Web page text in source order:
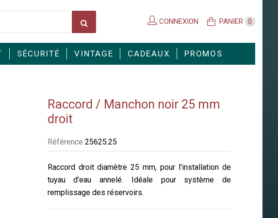
CONNEXION PANIER 0
SÉCURITÉ VINTAGE CADEAUX PROMOS
Raccord / Manchon noir 25 mm
droit
Référence 25625.25
Raccord droit diamètre 25 mm, pour l'installation de
tuyau d'eau annelé. Idéale pour système de
remplissage des réservoirs.